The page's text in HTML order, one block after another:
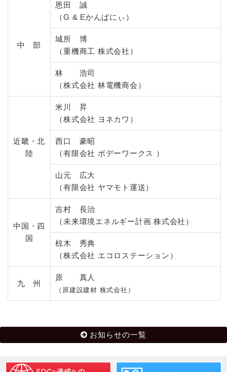
中 部
恩田 誠
（G & Eかんぱにぃ）
城所 博
（重機商工 株式会社）
林 浩司
（株式会社 林電機商会）
近畿・北
陸
米川 昇
（株式会社 ヨネカワ）
西口 豪昭
（有限会社 ボデーワークス ）
山元 広大
（有限会社 ヤマモト運送）
中国・四
国
吉村 長治
（未来環境エネルギー計画 株式会社）
椋木 秀典
（株式会社 エコロステーション）
九 州
原 真人
（原建設建材 株式会社）
お知らせの一覧